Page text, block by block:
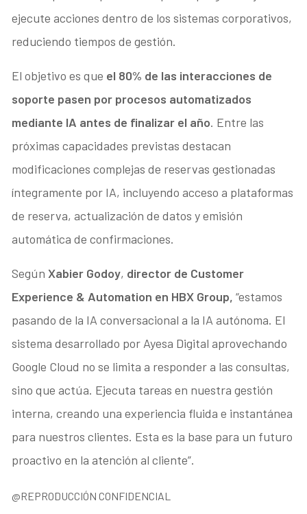
ejecute acciones dentro de los sistemas corporativos,
reduciendo tiempos de gestión.
El objetivo es que el 80% de las interacciones de
soporte pasen por procesos automatizados
mediante IA antes de finalizar el año. Entre las
próximas capacidades previstas destacan
modificaciones complejas de reservas gestionadas
íntegramente por IA, incluyendo acceso a plataformas
de reserva, actualización de datos y emisión
automática de confirmaciones.
SegúnXabier Godoy, director de Customer
Experience & Automation en HBX Group,“estamos
pasando de la IA conversacional a la IA autónoma. El
sistema desarrollado por Ayesa Digital aprovechando
Google Cloud no se limita a responder a las consultas,
sino que actúa. Ejecuta tareas en nuestra gestión
interna, creando una experiencia fluida e instantánea
para nuestros clientes. Esta es la base para un futuro
proactivo en la atención al cliente”.
@REPRODUCCIÓN CONFIDENCIAL